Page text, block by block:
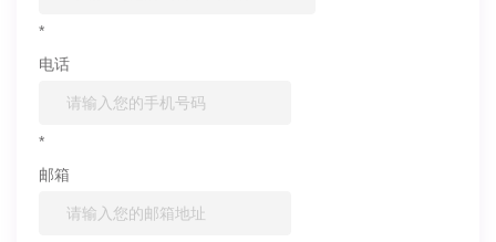
*
电话
*
邮箱